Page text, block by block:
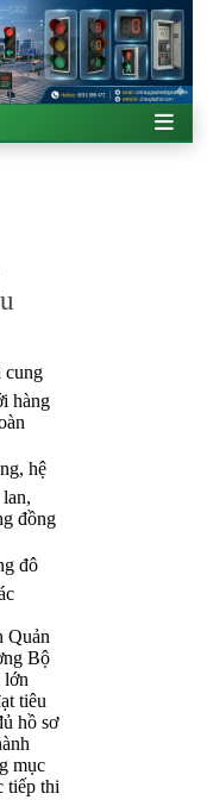
cung
hàng
hệ
đồng
đô
Quản
Bộ
lớn
tiêu
hồ sơ
mục
tiếp thi